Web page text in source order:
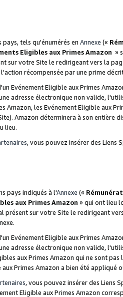
tels qu'énumérés en Annexe («
Eligibles aux Primes Amazon »
sur votre Site le redirigeant vers la
récompensée par une prime
Evénement Eligible aux Primes
adresse électronique non valide,
les Evénement Eligible aux
Amazon déterminera à son entière
lieu.
, vous pouvez insérer des Liens
pays indiqués à l'Annexe («
aux Primes Amazon » qui ont lieu
présent sur votre Site le redirigeant
Evénement Eligible aux Primes
adresse électronique non valide,
aux Primes Amazon qui ne sont
Primes Amazon a bien été appliqué
, vous pouvez insérer des Liens
Eligible aux Primes Amazon